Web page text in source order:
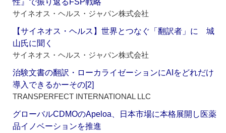
性』で振り返るFSP戦略
サイネオス・ヘルス・ジャパン株式会社
【サイネオス・ヘルス】世界とつなぐ「翻訳者」に 城
山氏に聞く
サイネオス・ヘルス・ジャパン株式会社
治験文書の翻訳・ローカライゼーションにAIをどれだけ
導入できるかーその[2]
TRANSPERFECT INTERNATIONAL LLC
グローバルCDMOのApeloa、日本市場に本格展開し医薬
品イノベーションを推進